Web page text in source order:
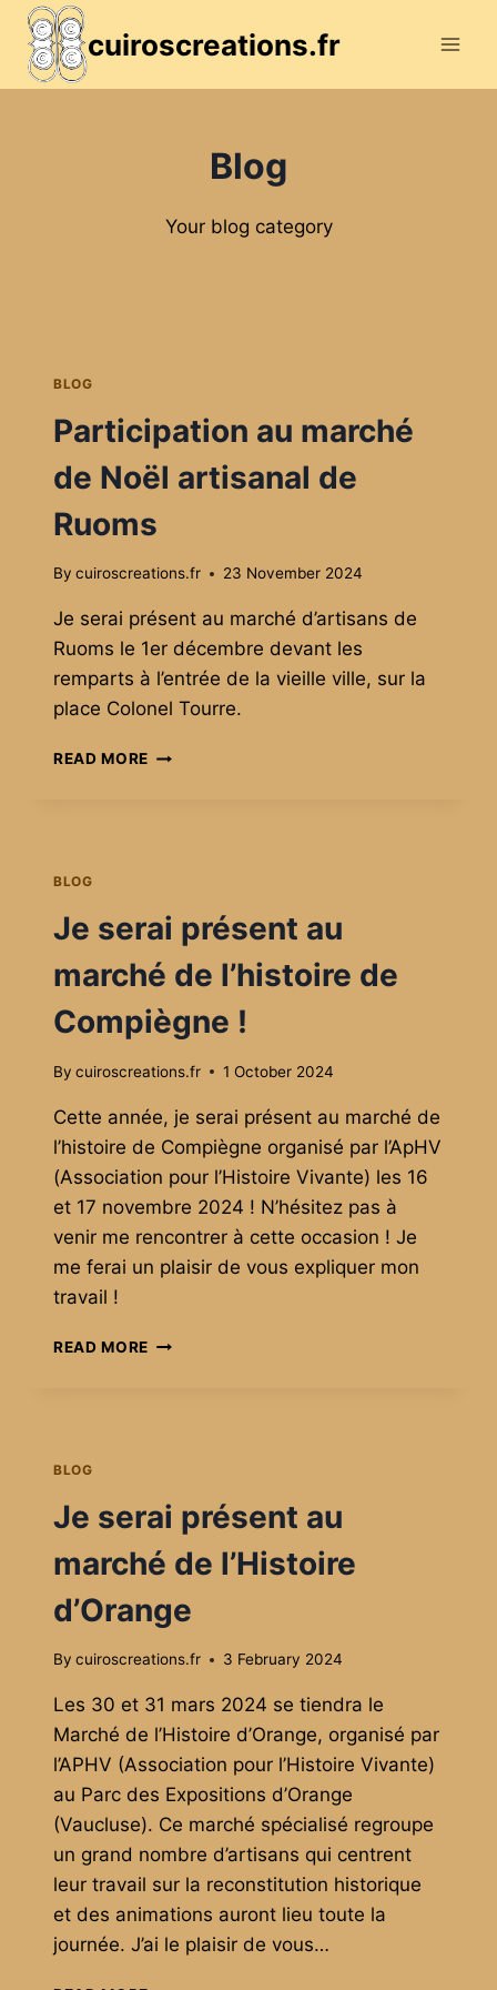
Skip
content
cuiroscreations.fr
Blog
Your blog category
BLOG
Participation au marché
de Noël artisanal de
Ruoms
By cuiroscreations.fr 23 November 2024
Je serai présent au marché d’artisans de
Ruoms le 1er décembre devant les
remparts à l’entrée de la vieille ville, sur la
place Colonel Tourre.
READ MORE PARTICIPATION
RUOMS
BLOG
Je serai présent au
marché de l’histoire de
Compiègne !
By cuiroscreations.fr 1 October 2024
Cette année, je serai présent au marché de
l’histoire de Compiègne organisé par l’ApHV
(Association pour l’Histoire Vivante) les 16
et 17 novembre 2024 ! N’hésitez pas à
venir me rencontrer à cette occasion ! Je
me ferai un plaisir de vous expliquer mon
travail !
READ MORE
DE
COMPIÈGNE
BLOG
Je serai présent au
marché de l’Histoire
d’Orange
By cuiroscreations.fr 3 February 2024
Les 30 et 31 mars 2024 se tiendra le
Marché de l’Histoire d’Orange, organisé par
l’APHV (Association pour l’Histoire Vivante)
au Parc des Expositions d’Orange
(Vaucluse). Ce marché spécialisé regroupe
un grand nombre d’artisans qui centrent
leur travail sur la reconstitution historique
et des animations auront lieu toute la
journée. J’ai le plaisir de vous…